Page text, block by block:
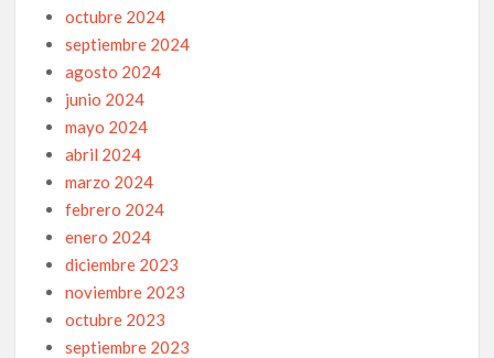
octubre 2024
septiembre 2024
agosto 2024
junio 2024
mayo 2024
abril 2024
marzo 2024
febrero 2024
enero 2024
diciembre 2023
noviembre 2023
octubre 2023
septiembre 2023